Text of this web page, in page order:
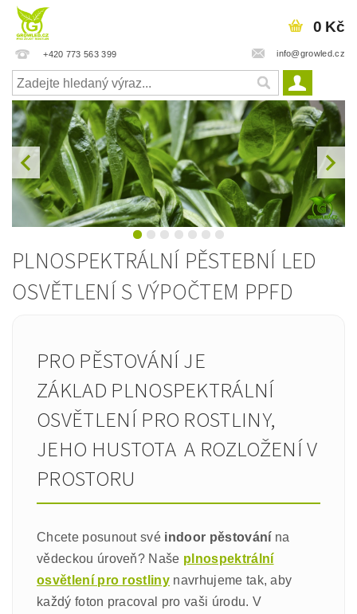
+420 773 563 399 info@growled.cz
0 Kč
PLNOSPEKTRÁLNÍ PĚSTEBNÍ LED
OSVĚTLENÍ S VÝPOČTEM PPFD
PRO PĚSTOVÁNÍ JE
ZÁKLAD PLNOSPEKTRÁLNÍ
OSVĚTLENÍ PRO ROSTLINY,
JEHO HUSTOTA A ROZLOŽENÍ V
PROSTORU
Chcete posunout své indoor pěstování na
vědeckou úroveň? Naše plnospektrální
osvětlení pro rostliny navrhujeme tak, aby
každý foton pracoval pro vaši úrodu. V